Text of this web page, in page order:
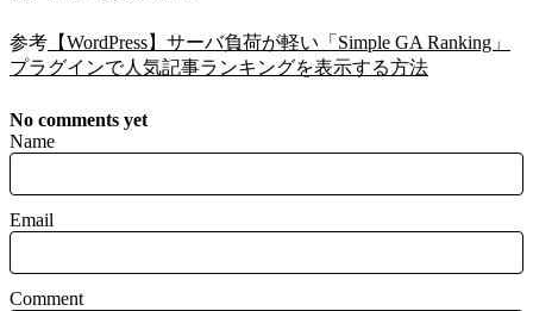
参考 【WordPress】サーバ負荷が軽い「Simple GA Ranking」
プラグインで人気記事ランキングを表示する方法
No comments yet
Name
Email
Comment